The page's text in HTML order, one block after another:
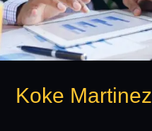
Koke Martinez